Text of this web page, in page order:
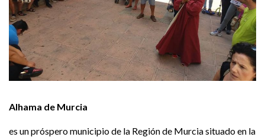
Alhama de Murcia
es un próspero municipio de la Región de Murcia situado en la